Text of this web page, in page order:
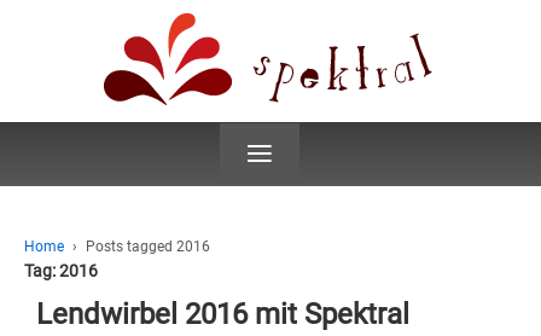
≡
Home › Posts tagged 2016
Tag:2016
Lendwirbel 2016 mit Spektral